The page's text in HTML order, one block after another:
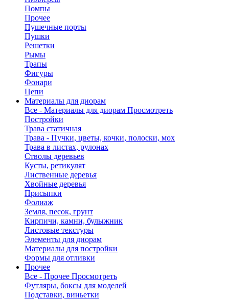
Помпы
Прочее
Пушечные порты
Пушки
Решетки
Рымы
Трапы
Фигуры
Фонари
Цепи
Материалы для диорам
Все - Материалы для диорам Просмотреть
Постройки
Трава статичная
Трава - Пучки, цветы, кочки, полоски, мох
Трава в листах, рулонах
Стволы деревьев
Кусты, ретикулят
Лиственные деревья
Хвойные деревья
Присыпки
Фолиаж
Земля, песок, грунт
Кирпичи, камни, булыжник
Листовые текстуры
Элементы для диорам
Материалы для постройки
Формы для отливки
Прочее
Все - Прочее Просмотреть
Футляры, боксы для моделей
Подставки, виньетки